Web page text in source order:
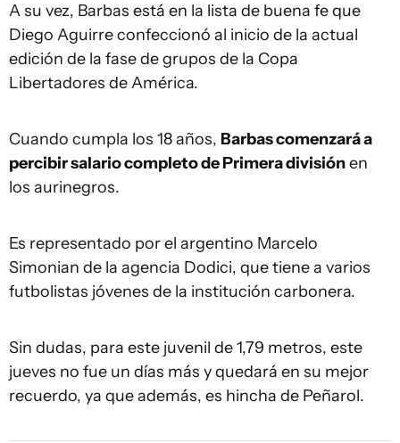
A su vez, Barbas está en la lista de buena fe que
Diego Aguirre confeccionó al inicio de la actual
edición de la fase de grupos de la Copa
Libertadores de América.
Cuando cumpla los 18 años, Barbas comenzará a
percibir salario completo de Primera divisiónen
los aurinegros.
Es representado por el argentino Marcelo
Simonian de la agencia Dodici, que tiene a varios
futbolistas jóvenes de la institución carbonera.
Sin dudas, para este juvenil de 1,79 metros, este
jueves no fue un días más y quedará en su mejor
recuerdo, ya que además, es hincha de Peñarol.